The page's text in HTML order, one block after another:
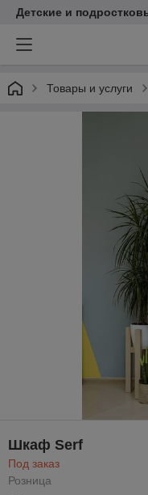
Детские и
Товары и услуги
Шкаф Serf
Под заказ
Розница